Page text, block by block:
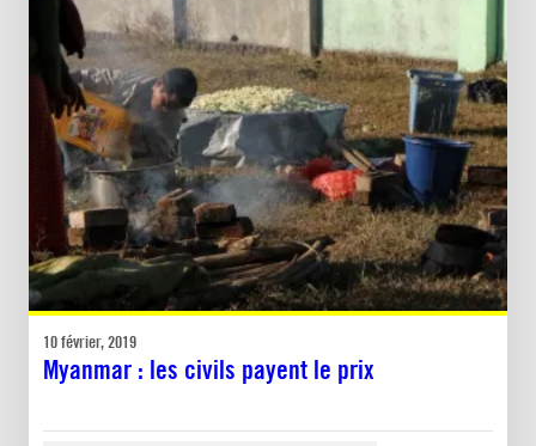
10 février, 2019
Myanmar : les civils payent le prix